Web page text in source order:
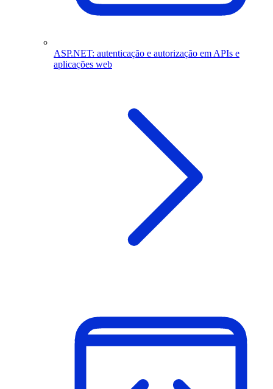
ASP.NET: autenticação e autorização em APIs e
aplicações web